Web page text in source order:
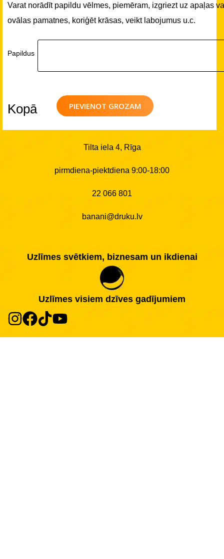
Varat norādīt papildu vēlmes, piemēram, izgriezt uz apaļas
ovālas pamatnes, koriģēt krāsas, veikt labojumus u.c.
Papildus
PIEVIENOT GROZAM
Kopā
Tilta iela 4, Rīga
pirmdiena-piektdiena 9:00-18:00
22 066 801
banani@druku.lv
Uzlīmes svētkiem, biznesam un ikdienai
Uzlīmes visiem dzīves gadījumiem